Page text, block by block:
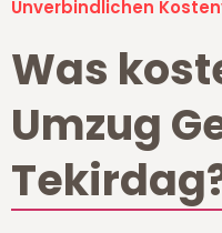
Unverbindlichen
Was
Umzug